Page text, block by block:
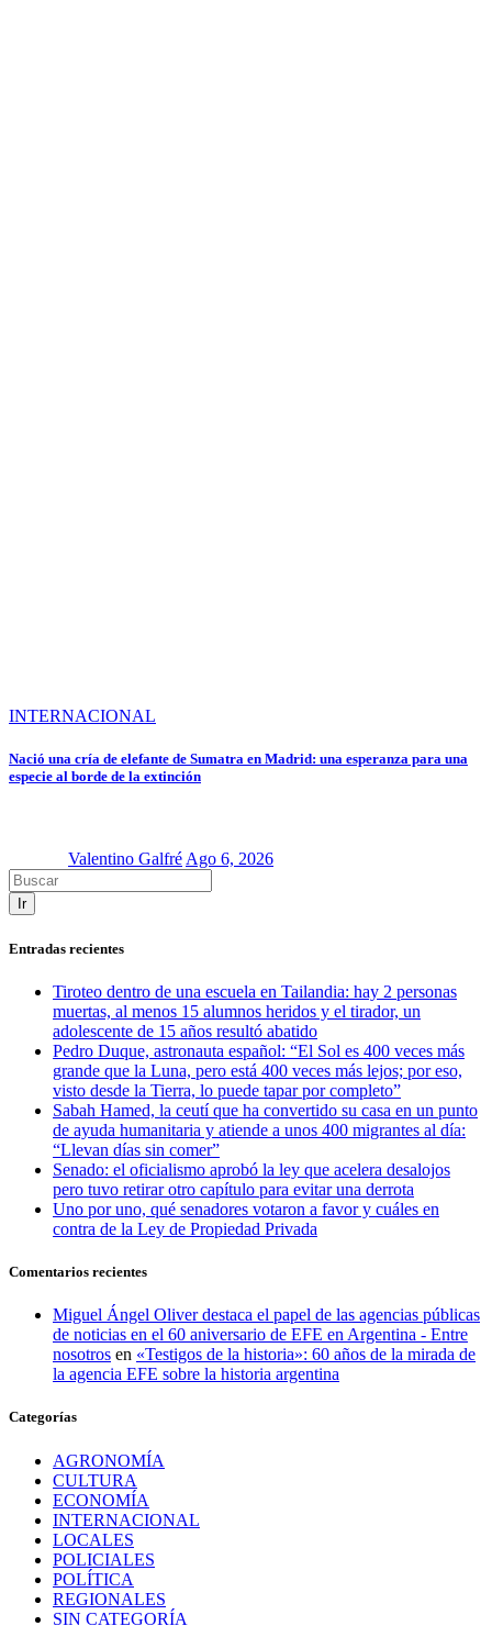
INTERNACIONAL
Nació una cría de elefante de Sumatra en Madrid: una esperanza para una
especie al borde de la extinción
Valentino GalfréAgo 6, 2026
Ir
Entradas recientes
Tiroteo dentro de una escuela en Tailandia: hay 2 personas
muertas, al menos 15 alumnos heridos y el tirador, un
adolescente de 15 años resultó abatido
Pedro Duque, astronauta español: “El Sol es 400 veces más
grande que la Luna, pero está 400 veces más lejos; por eso,
visto desde la Tierra, lo puede tapar por completo”
Sabah Hamed, la ceutí que ha convertido su casa en un punto
de ayuda humanitaria y atiende a unos 400 migrantes al día:
“Llevan días sin comer”
Senado: el oficialismo aprobó la ley que acelera desalojos
pero tuvo retirar otro capítulo para evitar una derrota
Uno por uno, qué senadores votaron a favor y cuáles en
contra de la Ley de Propiedad Privada
Comentarios recientes
Miguel Ángel Oliver destaca el papel de las agencias públicas
de noticias en el 60 aniversario de EFE en Argentina - Entre
nosotros en «Testigos de la historia»: 60 años de la mirada de
la agencia EFE sobre la historia argentina
Categorías
AGRONOMÍA
CULTURA
ECONOMÍA
INTERNACIONAL
LOCALES
POLICIALES
POLÍTICA
REGIONALES
SIN CATEGORÍA